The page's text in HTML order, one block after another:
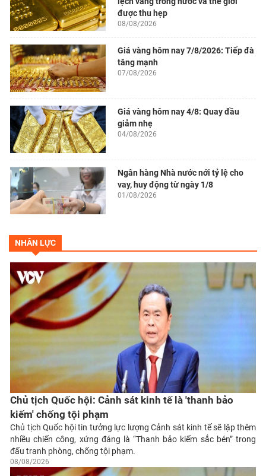
được thu hẹp
08/08/2026
Giá vàng hôm nay 7/8/2026: Tiếp đà
tăng mạnh
07/08/2026
Giá vàng hôm nay 4/8: Quay đầu
giảm nhẹ
04/08/2026
Ngân hàng Nhà nước nới tỷ lệ cho
vay, huy động từ ngày 1/8
01/08/2026
NHÂN LỰC
Chủ tịch Quốc hội: Cảnh sát kinh tế là 'thanh bảo
kiếm' chống tội phạm
Chủ tịch Quốc hội tin tưởng lực lượng Cảnh sát kinh tế sẽ lập thêm
nhiều chiến công, xứng đáng là “Thanh bảo kiếm sắc bén” trong
đấu tranh phòng, chống tội phạm.
08/08/2026